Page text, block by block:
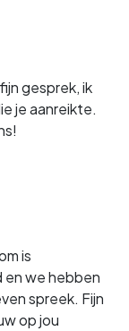
gesprek, ik
je aanreikte.
is
en we hebben
spreek. Fijn
op jou